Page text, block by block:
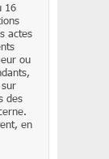
16
actes
ou
des
en